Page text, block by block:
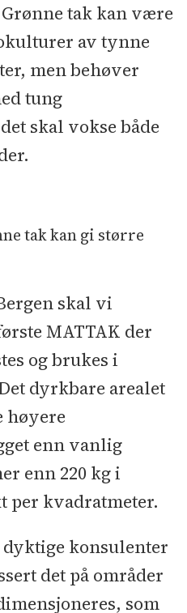
tak kan være
av tynne
men behøver
tung
skal vokse både
tak kan gi større
skal vi
MATTAK der
og brukes i
dyrkbare arealet
høyere
enn vanlig
enn 220 kg i
per kvadratmeter.
konsulenter
det på områder
som